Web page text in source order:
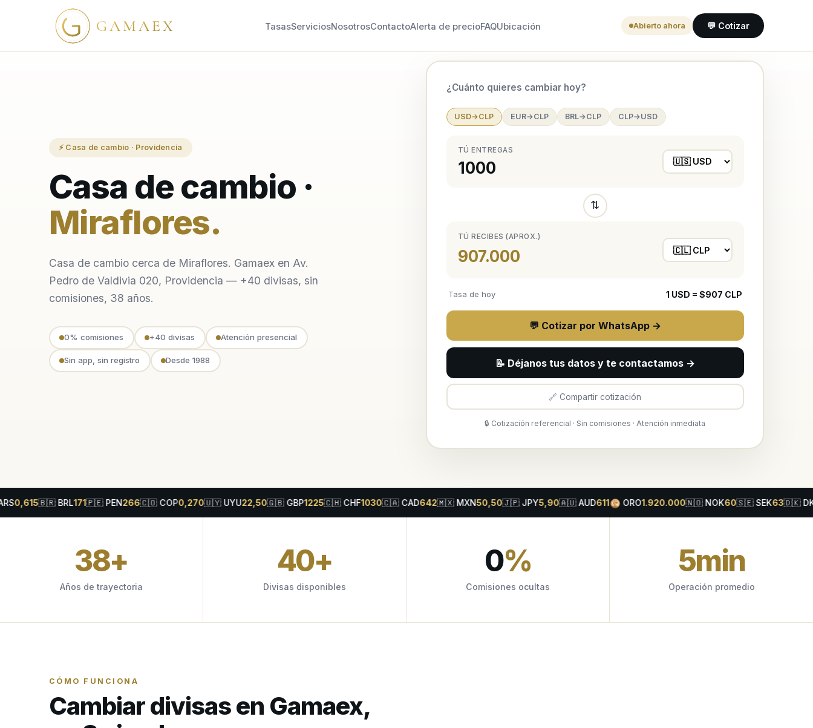
GAMAEX TasasServiciosNosotrosContactoAlerta de precioFAQUbicación Abierto ahora 💬 Cotizar
⚡ Casa de cambio · Providencia
Casa de cambio ·
Miraflores.
Casa de cambio cerca de Miraflores. Gamaex en Av.
Pedro de Valdivia 020, Providencia — +40 divisas, sin
comisiones, 38 años.
0% comisiones +40 divisas Atención presencial
Sin app, sin registro Desde 1988
¿Cuánto quieres cambiar hoy?
USD→CLP EUR→CLP BRL→CLP CLP→USD
TÚ ENTREGAS
⇅
TÚ RECIBES (APROX.)
907.000
Tasa de hoy 1 USD = $907 CLP
💬 Cotizar por WhatsApp →
📝 Déjanos tus datos y te contactamos →
🔗 Compartir cotización
🔒 Cotización referencial · Sin comisiones · Atención inmediata
🇧🇷 BRL171 🇵🇪 PEN266🇨🇴 COP0,270🇺🇾 UYU22,50🇬🇧 GBP1225🇨🇭 CHF1030🇨🇦 CAD642🇲🇽 MXN50,50🇯🇵 JPY5,90🇦🇺 AUD611 ORO1.920.000🇳🇴 NOK60🇸🇪 SEK63🇩🇰 DKK94
38+
Años de trayectoria
40+
Divisas disponibles
0%
Comisiones ocultas
5min
Operación promedio
CÓMO FUNCIONA
Cambiar divisas en Gamaex,